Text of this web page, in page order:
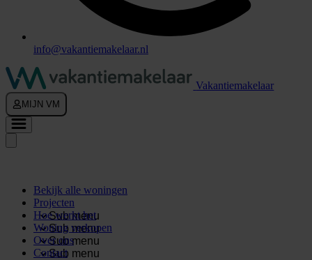
info@vakantiemakelaar.nl
Vakantiemakelaar
MIJN VM
Bekijk alle woningen
Projecten
Sub menu
Hoe werkt het
Sub menu
Woning verkopen
Sub menu
Over ons
Sub menu
Contact